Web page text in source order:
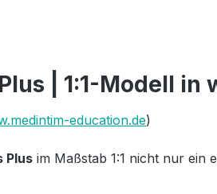
| 1:1-Modell in
education.de)
Plus im Maßstab 1:1 nicht nur ein